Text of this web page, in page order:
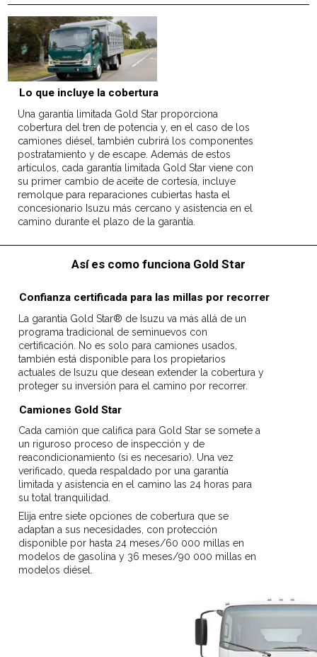
Lo que incluye la cobertura
Una garantía limitada Gold Star proporciona
cobertura del tren de potencia y, en el caso de los
camiones diésel, también cubrirá los componentes
postratamiento y de escape. Además de estos
artículos, cada garantía limitada Gold Star viene con
su primer cambio de aceite de cortesía, incluye
remolque para reparaciones cubiertas hasta el
concesionario Isuzu más cercano y asistencia en el
camino durante el plazo de la garantía.
Así es como funciona Gold Star
Confianza certificada para las millas por recorrer
La garantía Gold Star® de Isuzu va más allá de un
programa tradicional de seminuevos con
certificación. No es solo para camiones usados,
también está disponible para los propietarios
actuales de Isuzu que desean extender la cobertura y
proteger su inversión para el camino por recorrer.
Camiones Gold Star
Cada camión que califica para Gold Star se somete a
un riguroso proceso de inspección y de
reacondicionamiento (si es necesario). Una vez
verificado, queda respaldado por una garantía
limitada y asistencia en el camino las 24 horas para
su total tranquilidad.
Elija entre siete opciones de cobertura que se
adaptan a sus necesidades, con protección
disponible por hasta 24 meses/60 000 millas en
modelos de gasolina y 36 meses/90 000 millas en
modelos diésel.